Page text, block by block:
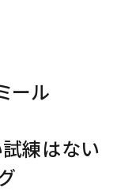
ール
練はない